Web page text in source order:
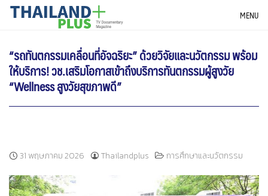
SkipTHAILANDPLUS NEWS MENU
“รถทันตกรรมเคลื่อนที่อัจฉริยะ” ด้วยวิจัยและนวัตกรรม พร้อม
ให้บริการ! วช.เสริมโอกาสเข้าถึงบริการทันตกรรมผู้สูงวัย
“Wellness สูงวัยสุขภาพดี”
31 พฤษภาคม 2026 Thailandplus การศึกษาและนวัตกรรม